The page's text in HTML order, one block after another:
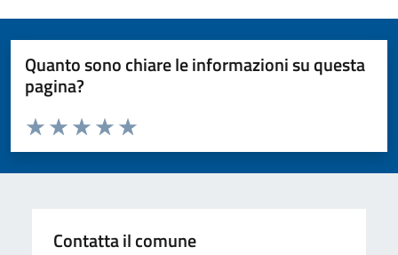
Quanto sono chiare le informazioni su questa
pagina?
Valuta da 1 a 5 stelle la pagina
Valuta 5 stelle su 5
Valuta 4 stelle su 5
Valuta 3 stelle su 5
Valuta 2 stelle su 5
Valuta 1 stelle su 5
Contatta il comune